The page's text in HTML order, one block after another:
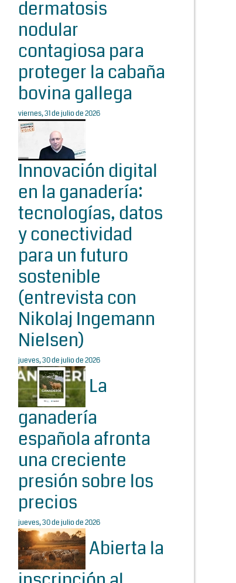
dermatosis
nodular
contagiosa para
proteger la cabaña
bovina gallega
viernes, 31 de julio de 2026
Innovación digital
en la ganadería:
tecnologías, datos
y conectividad
para un futuro
sostenible
(entrevista con
Nikolaj Ingemann
Nielsen)
jueves, 30 de julio de 2026
La
ganadería
española afronta
una creciente
presión sobre los
precios
jueves, 30 de julio de 2026
Abierta la